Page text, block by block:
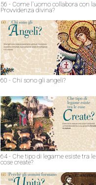
56 - Come l'uomo collabora con la
Provvidenza divina?
60 - Chi sono gli angeli?
64 - Che tipo di legame esiste tra le
cose create?